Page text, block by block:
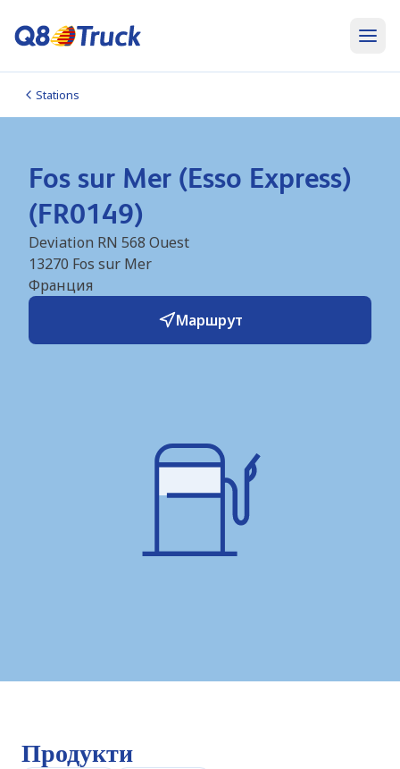
Stations
Fos sur Mer (Esso Express)
(FR0149)
Deviation RN 568 Ouest
13270 Fos sur Mer
Франция
Маршрут
Продукти